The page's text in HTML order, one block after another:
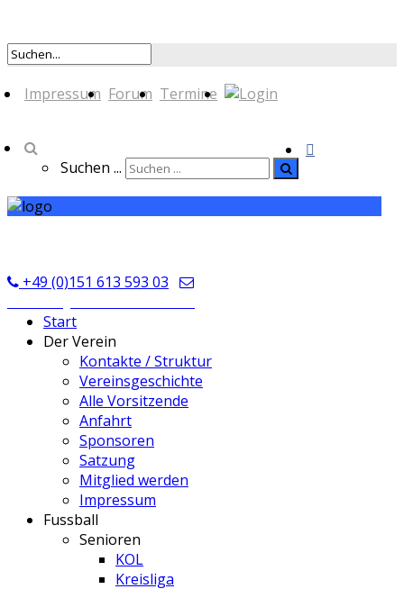
Impressum Forum Termine
Suchen ...
+49 (0)151 613 593 03
Start
Der Verein
Kontakte / Struktur
Vereinsgeschichte
Alle Vorsitzende
Anfahrt
Sponsoren
Satzung
Mitglied werden
Impressum
Fussball
Senioren
KOL
Kreisliga